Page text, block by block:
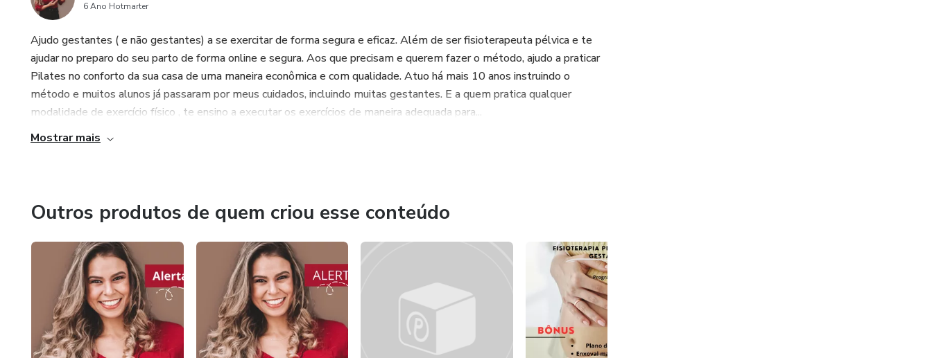
6 Ano Hotmarter
Ajudo gestantes ( e não gestantes) a se exercitar de forma segura e eficaz. Além de ser fisioterapeuta pélvica e te
ajudar no preparo do seu parto de forma online e segura. Aos que precisam e querem fazer o método, ajudo a praticar
Pilates no conforto da sua casa de uma maneira econômica e com qualidade. Atuo há mais 10 anos instruindo o
método e muitos alunos já passaram por meus cuidados, incluindo muitas gestantes. E a quem pratica qualquer
modalidade de exercício físico , te ensino a executar os exercícios de maneira adequada para...
Mostrar mais
Outros produtos de quem criou esse conteúdo